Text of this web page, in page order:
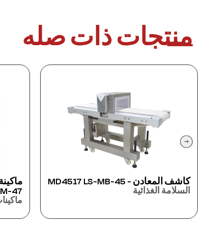
منتجات ذات صله
ماكينة التغليف الأفقي جوي باك
CWM-47